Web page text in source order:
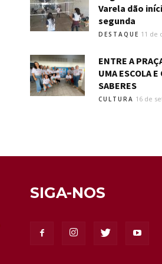
Varela dão
segunda
DESTAQUE 11 de
ENTRE A
UMA ESCOLA E
SABERES
CULTURA 16 de
SIGA-NOS